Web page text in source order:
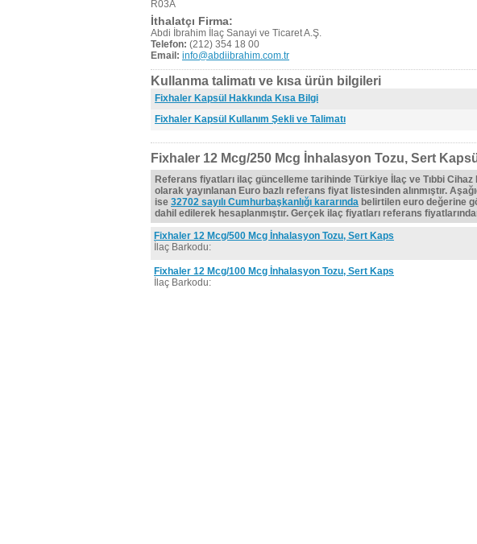
R03A
İthalatçı Firma:
Abdi İbrahim İlaç Sanayi ve Ticaret A.Ş.
Telefon: (212) 354 18 00
Email: info@abdiibrahim.com.tr
Kullanma talimatı ve kısa ürün bilgileri
Fixhaler Kapsül Hakkında Kısa Bilgi
Fixhaler Kapsül Kullanım Şekli ve Talimatı
Fixhaler 12 Mcg/250 Mcg İnhalasyon Tozu, Sert
Referans fiyatları ilaç güncelleme tarihinde Türkiye İlaç ve Tıbbi Cihaz
olarak yayınlanan Euro bazlı referans fiyat listesinden alınmıştır.
ise 32702 sayılı Cumhurbaşkanlığı kararında belirtilen euro değerine
dahil edilerek hesaplanmıştır. Gerçek ilaç fiyatları referans
Fixhaler 12 Mcg/500 Mcg İnhalasyon Tozu, Sert Kaps
İlaç Barkodu:
Fixhaler 12 Mcg/100 Mcg İnhalasyon Tozu, Sert Kaps
İlaç Barkodu: